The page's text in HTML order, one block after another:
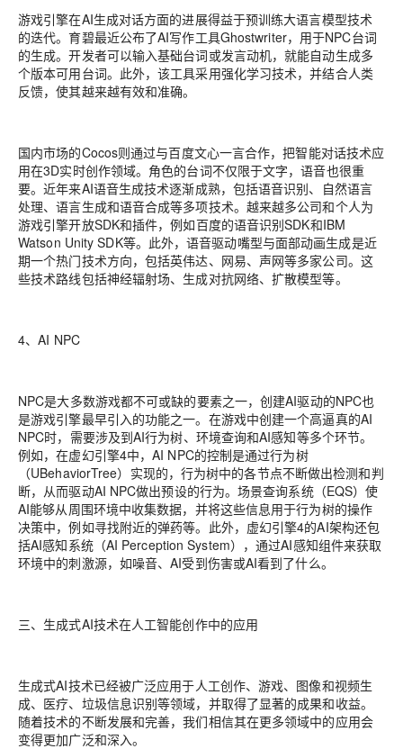
游戏引擎在AI生成对话方面的进展得益于预训练大语言模型技术
的迭代。育碧最近公布了AI写作工具Ghostwriter，用于NPC台词
的生成。开发者可以输入基础台词或发言动机，就能自动生成多
个版本可用台词。此外，该工具采用强化学习技术，并结合人类
反馈，使其越来越有效和准确。
国内市场的Cocos则通过与百度文心一言合作，把智能对话技术应
用在3D实时创作领域。角色的台词不仅限于文字，语音也很重
要。近年来AI语音生成技术逐渐成熟，包括语音识别、自然语言
处理、语言生成和语音合成等多项技术。越来越多公司和个人为
游戏引擎开放SDK和插件，例如百度的语音识别SDK和IBM
Watson Unity SDK等。此外，语音驱动嘴型与面部动画生成是近
期一个热门技术方向，包括英伟达、网易、声网等多家公司。这
些技术路线包括神经辐射场、生成对抗网络、扩散模型等。
4、AI NPC
NPC是大多数游戏都不可或缺的要素之一，创建AI驱动的NPC也
是游戏引擎最早引入的功能之一。在游戏中创建一个高逼真的AI
NPC时，需要涉及到AI行为树、环境查询和AI感知等多个环节。
例如，在虚幻引擎4中，AI NPC的控制是通过行为树
（UBehaviorTree）实现的，行为树中的各节点不断做出检测和判
断，从而驱动AI NPC做出预设的行为。场景查询系统（EQS）使
AI能够从周围环境中收集数据，并将这些信息用于行为树的操作
决策中，例如寻找附近的弹药等。此外，虚幻引擎4的AI架构还包
括AI感知系统（AI Perception System），通过AI感知组件来获取
环境中的刺激源，如噪音、AI受到伤害或AI看到了什么。
三、生成式AI技术在人工智能创作中的应用
生成式AI技术已经被广泛应用于人工创作、游戏、图像和视频生
成、医疗、垃圾信息识别等领域，并取得了显著的成果和收益。
随着技术的不断发展和完善，我们相信其在更多领域中的应用会
变得更加广泛和深入。